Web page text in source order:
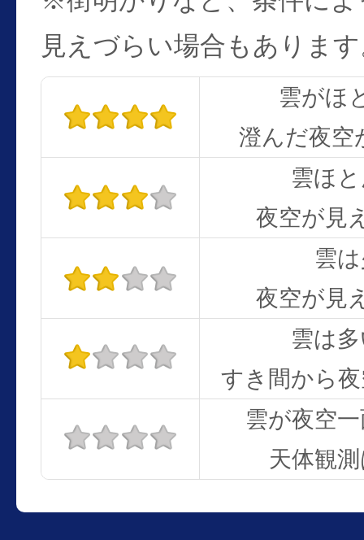
見えづらい場合もありま
雲がほ
澄んだ夜空
雲ほ
夜空が見
雲
夜空が見
雲は
すき間から
雲が夜空
天体観